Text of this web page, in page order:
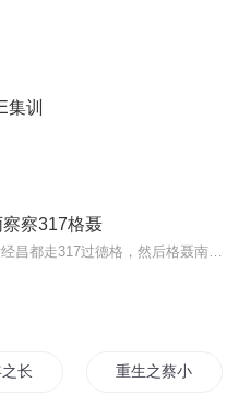
集训
察317格聂
长歌行 重生之蔡小柔的